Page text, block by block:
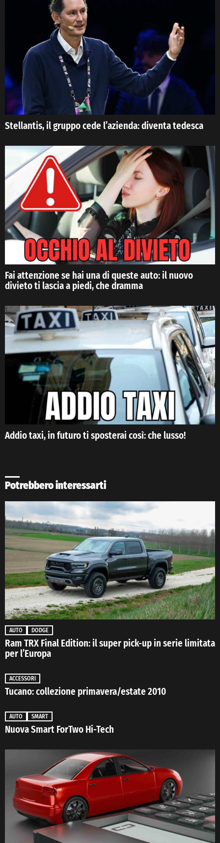
Stellantis, il gruppo cede l’azienda: diventa tedesca
Fai attenzione se hai una di queste auto: il nuovo
divieto ti lascia a piedi, che dramma
Addio taxi, in futuro ti sposterai così: che lusso!
Potrebbero interessarti
AUTO DODGE
Ram TRX Final Edition: il super pick-up in serie limitata
per l’Europa
ACCESSORI
Tucano: collezione primavera/estate 2010
AUTO SMART
Nuova Smart ForTwo Hi-Tech